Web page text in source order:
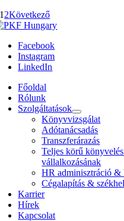
1 2Következő
Facebook
Instagram
LinkedIn
Főoldal
Rólunk
Szolgáltatások
Könyvvizsgálat
Adótanácsadás
Transzferárazás
Teljes körű
vállalkozásának
HR adminisztráció &
Cégalapítás &
Karrier
Hírek
Kapcsolat